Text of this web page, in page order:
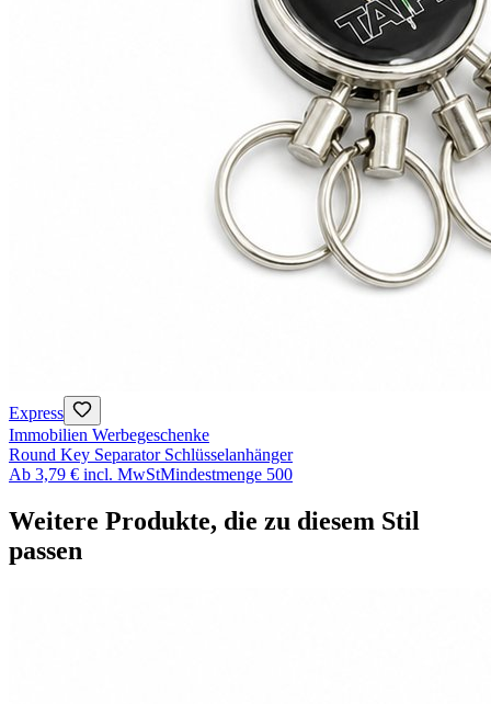
Express
Immobilien Werbegeschenke
Round Key Separator Schlüsselanhänger
Ab 3,79 € incl. MwStMindestmenge 500
Weitere Produkte, die zu diesem Stil
passen